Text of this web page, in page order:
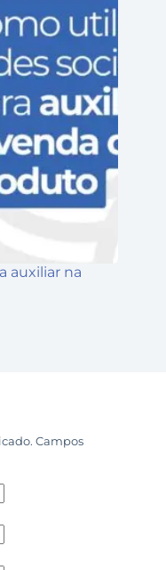
auxiliar na
Campos